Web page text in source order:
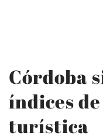
Córdoba
índices
turística